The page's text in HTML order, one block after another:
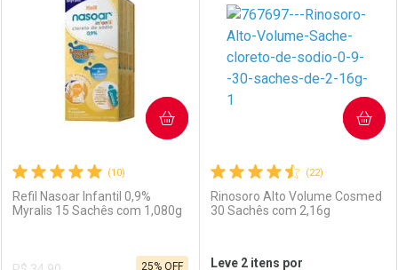
Laboratório
Por Menos Laboratório
Por Menos
(10)
Refil Nasoar Infantil 0,9%
Myralis 15 Sachês com 1,080g
25% OFF
COMPRAR
(22)
Rinosoro Alto Volume Cosmed
30 Sachês com 2,16g
Leve 2 itens por
COMPRAR